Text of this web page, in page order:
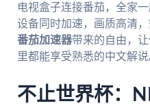
电视盒子连接番茄，全家
设备同时加速，画质高清
番茄加速器带来的自由，
里都能享受熟悉的中文解说
不止世界杯：